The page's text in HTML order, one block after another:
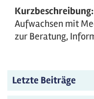
Kurzbeschreibung:
Aufwachsen mit
zur Beratung,
Letzte Beiträge